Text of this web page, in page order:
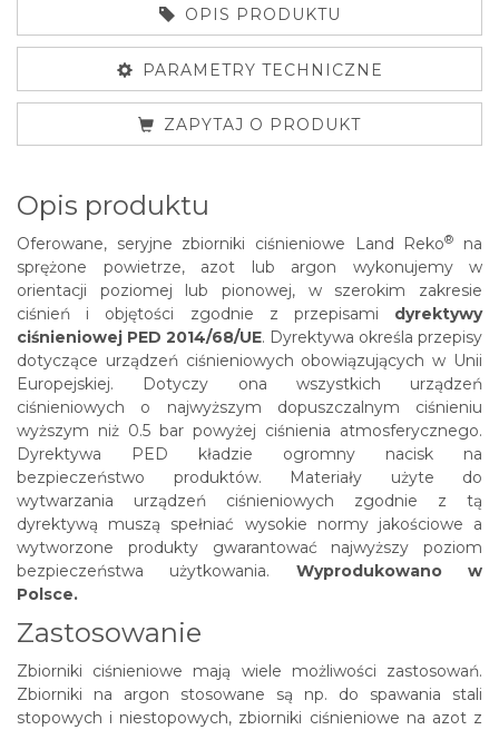
OPIS PRODUKTU
PARAMETRY TECHNICZNE
ZAPYTAJ O PRODUKT
Opis produktu
Oferowane, seryjne zbiorniki ciśnieniowe Land Reko®
na
sprężone powietrze, azot lub argon wykonujemy w
orientacji poziomej lub pionowej, w szerokim zakresie
ciśnień i objętości zgodnie z przepisami dyrektywy
ciśnieniowej PED 2014/68/UE. Dyrektywa określa przepisy
dotyczące urządzeń ciśnieniowych obowiązujących w Unii
Europejskiej. Dotyczy ona wszystkich urządzeń
ciśnieniowych o najwyższym dopuszczalnym ciśnieniu
wyższym niż 0.5 bar powyżej ciśnienia atmosferycznego.
Dyrektywa PED kładzie ogromny nacisk na
bezpieczeństwo produktów. Materiały użyte do
wytwarzania urządzeń ciśnieniowych zgodnie z tą
dyrektywą muszą spełniać wysokie normy jakościowe a
wytworzone produkty gwarantować najwyższy poziom
bezpieczeństwa użytkowania. Wyprodukowano w
Polsce.
Zastosowanie
Zbiorniki ciśnieniowe mają wiele możliwości zastosowań.
Zbiorniki na argon stosowane są np. do spawania stali
stopowych i niestopowych, zbiorniki ciśnieniowe na azot z